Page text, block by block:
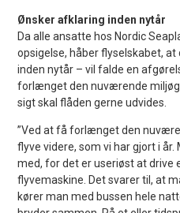
Ønsker afklaring inden nytår
Da alle ansatte hos Nordic
opsigelse, håber flyselskabet,
inden nytår – vil falde en
forlænget den nuværende
sigt skal flåden gerne udvides.
”Ved at få forlænget den
flyve videre, som vi har gjort i år.
med, for det er useriøst at
flyvemaskine. Det svarer til, at
kører man med bussen hele